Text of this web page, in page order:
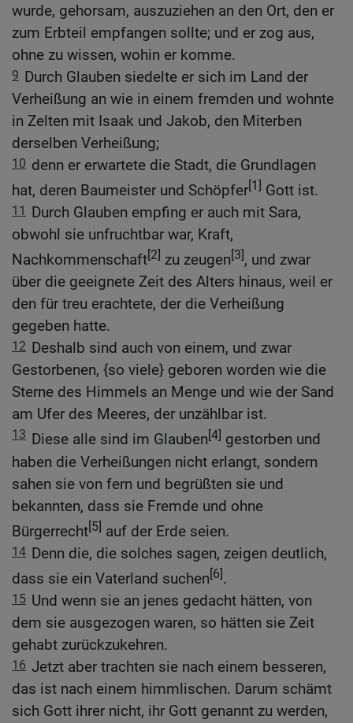
wurde, gehorsam, auszuziehen an den Ort, den er
zum Erbteil empfangen sollte; und er zog aus,
ohne zu wissen, wohin er komme.
9 Durch Glauben siedelte er sich im Land der
Verheißung an wie in einem fremden und wohnte
in Zelten mit Isaak und Jakob, den Miterben
derselben Verheißung;
10 denn er erwartete die Stadt, die Grundlagen
hat, deren Baumeister und Schöpfer[1] Gott ist.
11 Durch Glauben empfing er auch mit Sara,
obwohl sie unfruchtbar war, Kraft,
Nachkommenschaft[2] zu zeugen[3], und zwar
über die geeignete Zeit des Alters hinaus, weil er
den für treu erachtete, der die Verheißung
gegeben hatte.
12 Deshalb sind auch von einem, und zwar
Gestorbenen, {so viele} geboren worden wie die
Sterne des Himmels an Menge und wie der Sand
am Ufer des Meeres, der unzählbar ist.
13 Diese alle sind im Glauben[4] gestorben und
haben die Verheißungen nicht erlangt, sondern
sahen sie von fern und begrüßten sie und
bekannten, dass sie Fremde und ohne
Bürgerrecht[5] auf der Erde seien.
14 Denn die, die solches sagen, zeigen deutlich,
dass sie ein Vaterland suchen[6].
15 Und wenn sie an jenes gedacht hätten, von
dem sie ausgezogen waren, so hätten sie Zeit
gehabt zurückzukehren.
16 Jetzt aber trachten sie nach einem besseren,
das ist nach einem himmlischen. Darum schämt
sich Gott ihrer nicht, ihr Gott genannt zu werden,